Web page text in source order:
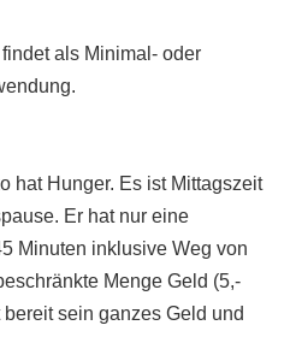
findet als Minimal- oder
hat Hunger. Es ist Mittagszeit
Er hat nur eine
Minuten inklusive Weg von
Menge Geld (5,-
sein ganzes Geld und